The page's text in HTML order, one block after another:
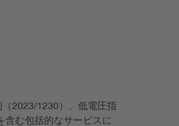
2023/1230）、低電圧指
含む包括的なサービスに